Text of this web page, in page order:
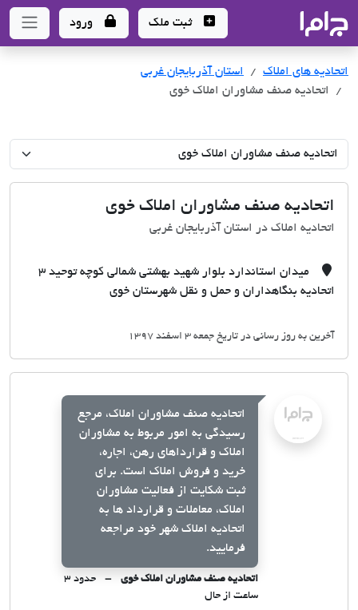
- سامانه جامع املاک و مشاورین املاک
ثبت ملک ورود
اتحادیه های املاک اتحادیه های املاک
استان آذربایجان غربی
اتحادیه صنف مشاوران املاک خوی
اتحادیه صنف مشاوران املاک خوی
اتحادیه املاک در استان آذربایجان غربی
میدان استاندارد بلوار شهید بهشتی شمالی کوچه توحید 3
اتحادیه بنگاهداران و حمل و نقل شهرستان خوی
آخرین به روز رسانی در تاریخ جمعه 3 اسفند 1397
اتحادیه صنف مشاوران املاک، مرجع
رسیدگی به امور مربوط به مشاوران
املاک و قرارداهای رهن، اجاره،
خرید و فروش املاک است. برای
ثبت شکایت از فعالیت مشاوران
املاک، معاملات و قرارداد ها به
اتحادیه املاک شهر خود مراجعه
فرمایید.
اتحادیه صنف مشاوران املاک خوی
حدود ۳
ساعت از حال